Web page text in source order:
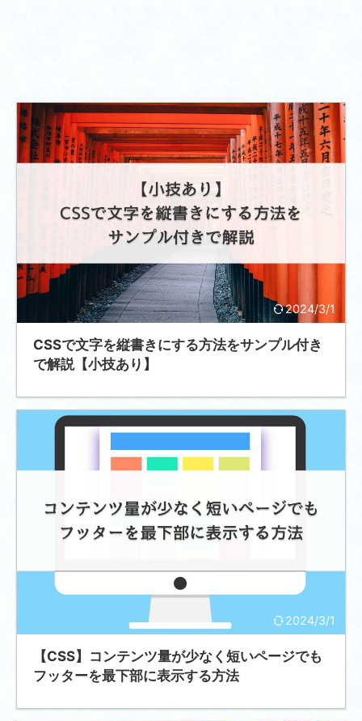
2024/3/1
CSSで文字を縦書きにする方法をサンプル付き
で解説【小技あり】
2024/3/1
【CSS】コンテンツ量が少なく短いページでも
フッターを最下部に表示する方法